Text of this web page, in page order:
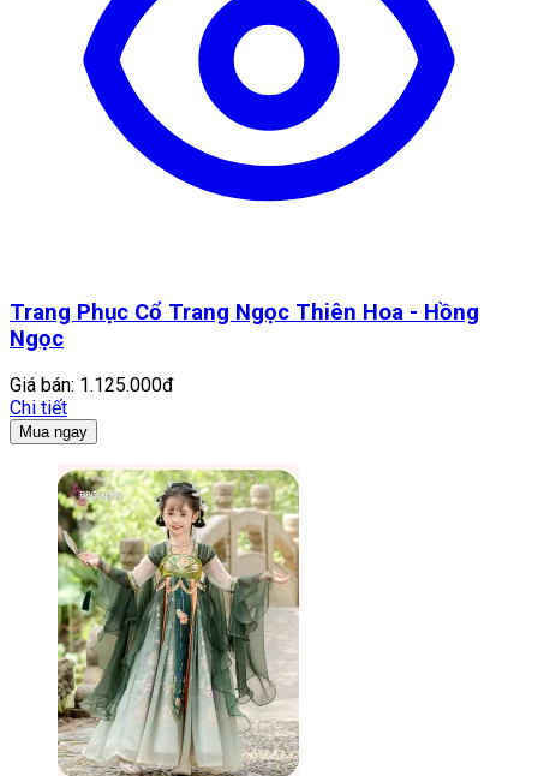
Trang Phục Cổ Trang Ngọc Thiên Hoa - Hồng
Ngọc
Giá bán: 1.125.000đ
Chi tiết
Mua ngay